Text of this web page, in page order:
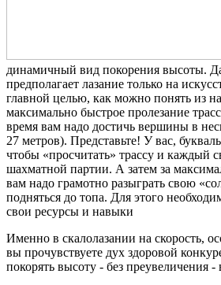
динамичный вид покорения высоты.
предполагает лазание только на
главной целью, как можно понять из
максимально быстрое пролезание
время вам надо достичь вершины в
27 метров). Представьте! У вас,
чтобы «просчитать» трассу и каждый
шахматной партии. А затем за
вам надо грамотно разыграть свою
подняться до топа. Для этого
свои ресурсы и навыки
Именно в скалолазании на скорость,
вы прочувствуете дух здоровой
покорять высоту - без преувеличения